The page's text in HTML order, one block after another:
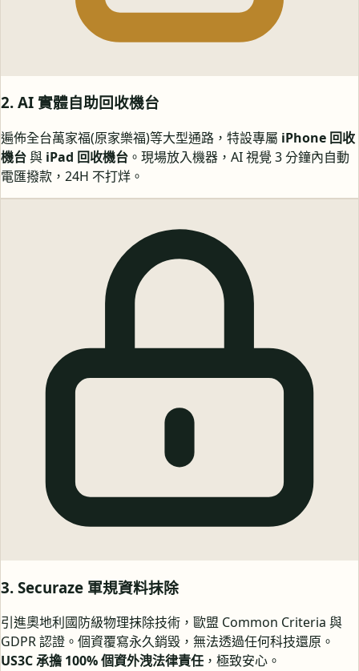
2. AI 實體自助回收機台
遍佈全台萬家福(原家樂福)等大型通路，特設專屬 iPhone 回收
機台與 iPad 回收機台 。現場放入機器，AI 視覺 3 分鐘內自動
電匯撥款，24H 不打烊。
3. Securaze 軍規資料抹除
引進奧地利國防級物理抹除技術，歐盟 Common Criteria 與
GDPR 認證。個資覆寫永久銷毀，無法透過任何科技還原。
US3C 承擔 100% 個資外洩法律責任 ，極致安心。